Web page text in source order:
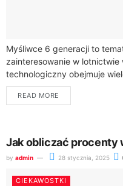
Myśliwce 6 generacji to
zainteresowanie w
technologiczny obejmuje
Zjednoczonych po Europę,
programem...
READ MORE
Jak obliczać procenty
by admin 28 stycznia, 2025
CIEKAWOSTKI